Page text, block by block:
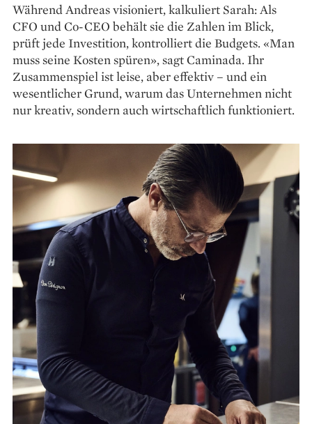
Während Andreas visioniert, kalkuliert ­Sarah: Als
CFO und Co-CEO behält sie die ­Zahlen im Blick,
prüft jede Investition, kon­trolliert die Budgets. «Man
muss seine Kosten spüren», sagt Caminada. Ihr
Zusammenspiel ist leise, aber ­effektiv – und ein
wesentlicher Grund, warum das Unternehmen nicht
nur kreativ, ­sondern auch wirtschaftlich funktioniert.